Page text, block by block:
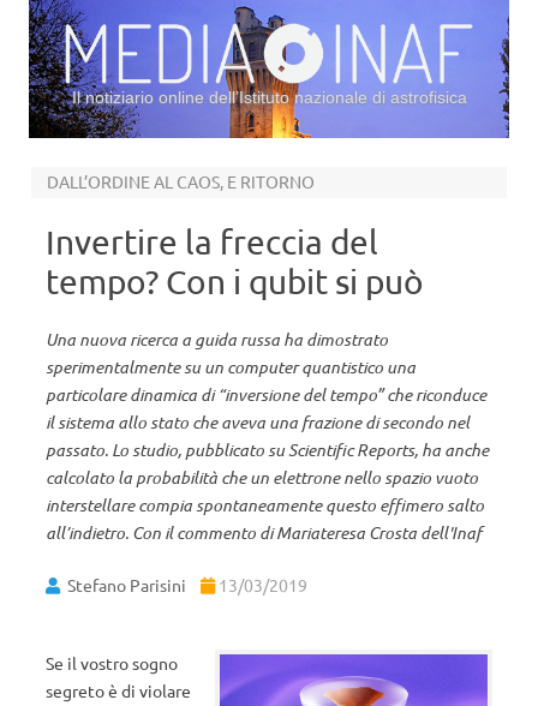
Il notiziario online dell’Istituto nazionale di astrofisica
DALL’ORDINE AL CAOS, E RITORNO
Invertire la freccia del
tempo? Con i qubit si può
Una nuova ricerca a guida russa ha dimostrato
sperimentalmente su un computer quantistico una
particolare dinamica di “inversione del tempo” che riconduce
il sistema allo stato che aveva una frazione di secondo nel
passato. Lo studio, pubblicato su Scientific Reports, ha anche
calcolato la probabilità che un elettrone nello spazio vuoto
interstellare compia spontaneamente questo effimero salto
all’indietro. Con il commento di Mariateresa Crosta dell'Inaf
Stefano Parisini 13/03/2019
Se il vostro sogno
segreto è di violare